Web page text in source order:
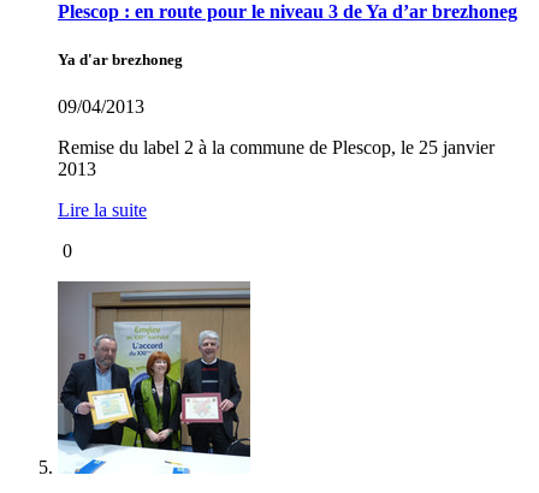
Plescop : en route pour le niveau 3 de Ya d’ar brezhoneg
Ya d'ar brezhoneg
09/04/2013
Remise du label 2 à la commune de Plescop, le 25 janvier
2013
Lire la suite
0